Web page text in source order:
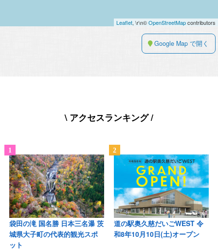
Leaflet, \r\n©OpenStreetMapcontributors
Google Map で開く
\ アクセスランキング /
袋田の滝 国名勝 日本三名瀑 茨
城県大子町の代表的観光スポ
ット
道の駅奥久慈だいごWEST 令
和8年10月10日(土)オープン